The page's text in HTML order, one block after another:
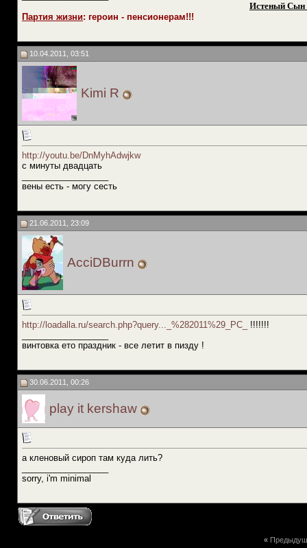
Истеный Сын
Партия жизни: героин - пенсионерам!!!
10.04.2011, 03:51
Kimi R
http://youtu.be/DnMyhAdwjkw
с минуты двадцать
вены есть - могу сесть
21.06.2011, 23:09
AcciDBurrn
http://loadalla.ru/search.php?query..._%282011%29_PC_
!!!!!!!
винтовка ето праздник - все летит в пизду !
30.06.2011, 00:26
play it kershaw
а кленовый сироп там куда лить?
sorry, i'm minimal
«